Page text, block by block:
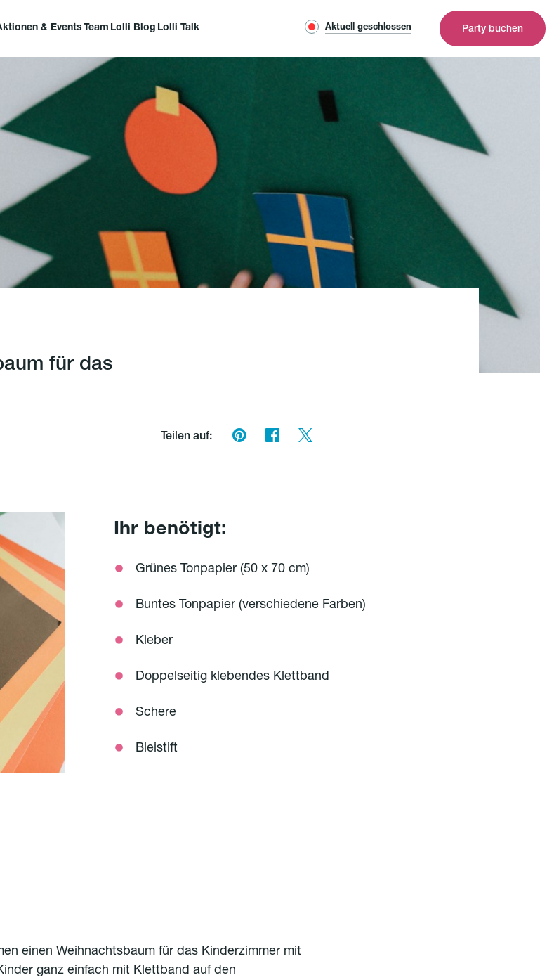
& Events Team Lolli Blog Lolli Talk Aktuell geschlossen Party buchen
für das
Teilen auf:
Ihr benötigt:
Grünes Tonpapier (50 x 70 cm)
Buntes Tonpapier (verschiedene Farben)
Kleber
Doppelseitig klebendes Klettband
Schere
Bleistift
einen Weihnachtsbaum für das Kinderzimmer mit
ganz einfach mit Klettband auf den